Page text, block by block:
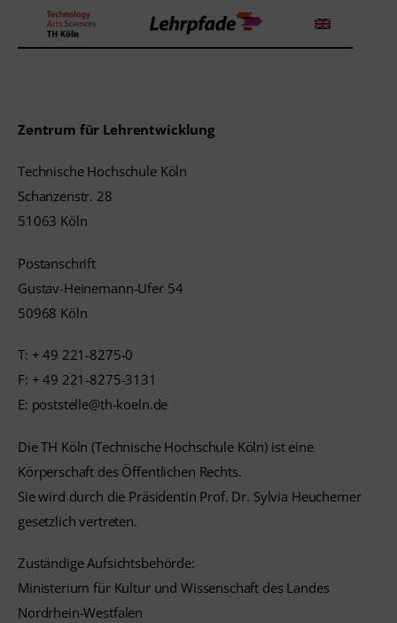
Theorien und Methoden
Tools
Lehrstrategie
Workshops
Über uns
Zentrum für Lehrentwicklung
Technische Hochschule Köln
Schanzenstr. 28
51063 Köln
Postanschrift
Gustav-Heinemann-Ufer 54
50968 Köln
T: + 49 221-8275-0
F: + 49 221-8275-3131
E: poststelle@th-koeln.de
Die TH Köln (Technische Hochschule Köln) ist eine
Körperschaft des Öffentlichen Rechts.
Sie wird durch die Präsidentin Prof. Dr. Sylvia Heuchemer
gesetzlich vertreten.
Zuständige Aufsichtsbehörde:
Ministerium für Kultur und Wissenschaft des Landes
Nordrhein-Westfalen